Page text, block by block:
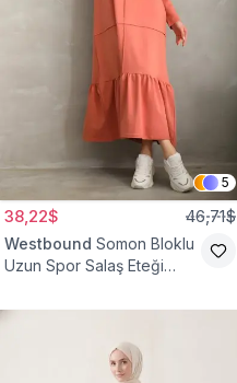
5
38,22$ 46,71$
Westbound Somon Bloklu
Uzun Spor Salaş Eteği